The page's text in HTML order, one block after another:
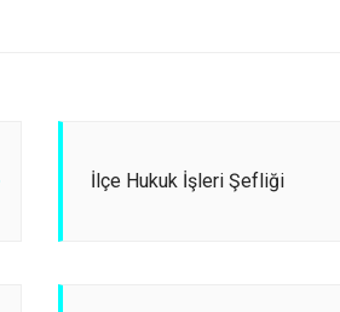
Akyazı
İlçe Hukuk İşleri Şefliği